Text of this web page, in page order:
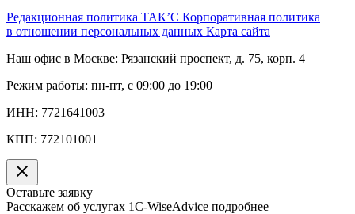
Редакционная политика ТАК’C Корпоративная политика
в отношении персональных данных Карта сайта
Наш офис в Москве: Рязанский проспект, д. 75, корп. 4
Режим работы: пн-пт, с 09:00 до 19:00
ИНН: 7721641003
КПП: 772101001
Оставьте заявку
Расскажем об услугах 1C-WiseAdvice подробнее